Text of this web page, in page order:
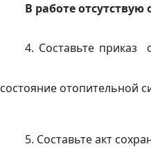
В работе
4. Составьте приказ
состояние отопительной
5. Составьте акт